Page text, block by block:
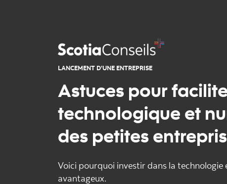
LANCEMENT D’UNE ENTREPRISE
Astuces pour
technologique et
des petites
Voici pourquoi investir dans la
avantageux.